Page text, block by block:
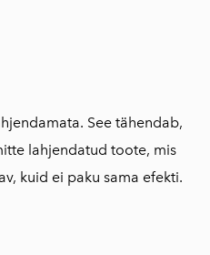
See tähendab,
lahjendatud toote, mis
kuid ei paku sama efekti.